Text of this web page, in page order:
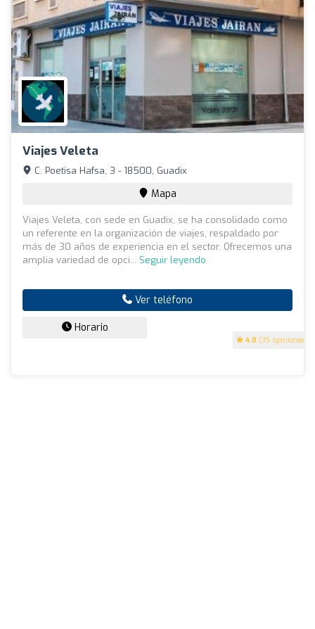
Viajes Veleta
4.8 (35 opiniones)
C. Poetisa Hafsa, 3 - 18500, Guadix
Mapa
Viajes Veleta, con sede en Guadix, se ha consolidado como
un referente en la organización de viajes, respaldado por
más de 30 años de experiencia en el sector. Ofrecemos una
amplia variedad de opci... Seguir leyendo
Ver teléfono
Horario